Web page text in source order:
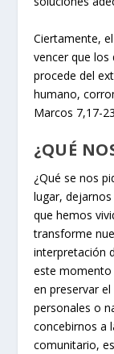
Ciertamente,
vencer que
procede del
humano,
Marcos 7,17-
¿QUÉ
¿Qué se nos
lugar,
que hemos
transforme
interpretación
este momento
en preservar
personales o
concebirnos a
comunitario,